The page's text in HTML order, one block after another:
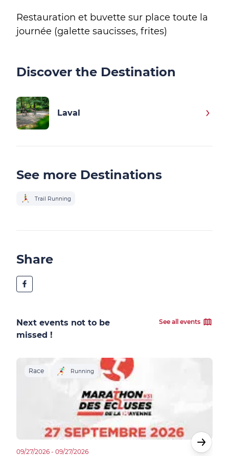
Restauration et buvette sur place toute la
journée (galette saucisses, frites)
Discover the Destination
Laval
See more Destinations
Trail Running
Share
Next events not to be
missed !
See all events
Race Running
09/27/2026 - 09/27/2026